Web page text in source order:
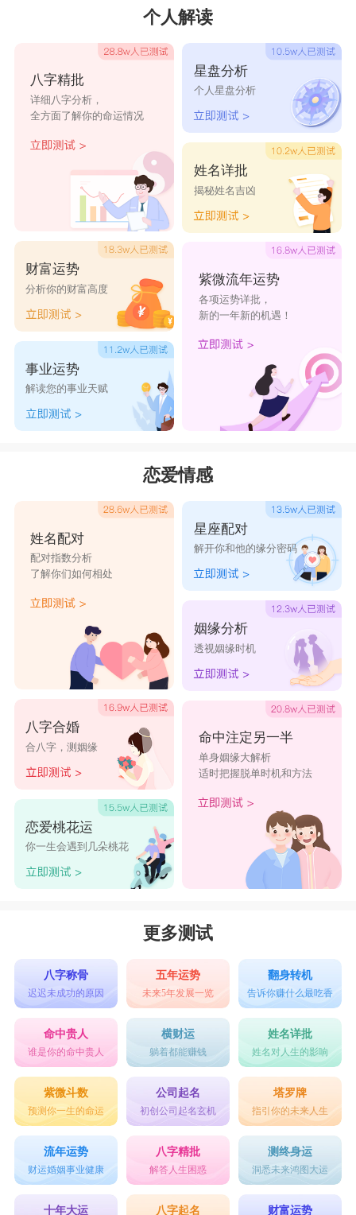
双鱼和巨蟹同为水象星座，都很容易情绪化。
所以应该更加体贴对方，温柔和感性是他们的共通
语言。双鱼男浪漫又不切实际，巨蟹女要发挥自己
的稳重踏实，在双鱼男思绪又梦游天际的时候把他
们往现实世界拉一把。虽然两人谈恋爱都非常紧张
在意对方，凡事都有度，过于紧抓不放未必是好
事，大大小小的事情都太在意的话，积蓄久了会让
两人都很不开心。平日有矛盾最好不要隔夜，尽量
尽早解决，不然两人都是喜欢憋着不开心的人，可
能都会低气压很久哦。
巨蟹男和双鱼女
双鱼座的女生是典型的小女生，天真烂漫爱幻
想，对生活充满期待，但缺乏应对的能力。她们的
存在是为了满足那些大男子主义。希望自己能够一
直被当成小女孩，永远都天真浪漫。而在感情中，
巨蟹会变得善妒且占有欲强，一反平时给大众温柔
的形象。同为水象星座，双鱼和巨蟹十分有默契，
彼此心照不宣，能够和谐相处。
两位都是爱字当头的星座，有情饮水饱说的就
是你们吧，双鱼和巨蟹会为了感情小心翼翼地去维
护，尽力去给对方安全感，而且你们彼此都知道对
方要的是什么，一个眼神就能了解对方，是十分和
谐的一对。
双鱼和巨蟹在恋爱方面都是属于“老司机”的高
鸟惊心”。虽然两人都是属于情绪化的队伍里面，
但巨蟹的程度更甚于双鱼，翻脸的程度不下于翻
书。而鱼儿是属于能够为爱情奉献一切星人，在爱
情中能够扮演一个很好的另一半的角色。巨蟹宽厚
的肩膀是它很好的依靠。唯一要注意的是两位都太
悲观了，要注意悲伤情绪的涌动，可以去多接触接
触阳光和大自然，调解调解低落的情绪。让心情变
好一点。不要让两人的生活过于陷入到精神方面，
偶尔也是要回归到三次元的世界里面来啊。
个人解读
八字精批
详细八字分析，
全方面了解你的命运情况
财富运势
分析你的财富高度
事业运势
解读您的事业天赋
星盘分析
个人星盘分析
姓名详批
揭秘姓名吉凶
紫微流年运势
各项运势详批，
新的一年新的机遇！
恋爱情感
姓名配对
配对指数分析
了解你们如何相处
八字合婚
合八字，测姻缘
恋爱桃花运
你一生会遇到几朵桃花
星座配对
解开你和他的缘分密码
姻缘分析
透视姻缘时机
命中注定另一半
单身姻缘大解析
适时把握脱单时机和方法
更多测试
八字称骨
迟迟未成功的原因
五年运势
未来5年发展一览
翻身转机
告诉你赚什么最吃香
命中贵人
谁是你的命中贵人
横财运
躺着都能赚钱
姓名详批
姓名对人生的影响
紫微斗数
预测你一生的命运
公司起名
初创公司起名玄机
塔罗牌
指引你的未来人生
流年运势
财运婚姻事业健康
八字精批
解答人生困惑
测终身运
洞悉未来鸿图大运
十年大运 八字起名 财富运势